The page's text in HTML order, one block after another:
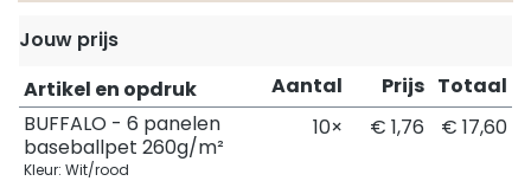
Jouw prijs
Artikel en opdruk
Aantal Prijs Totaal
BUFFALO - 6 panelen
baseballpet 260g/m²
Kleur: Wit/rood
10× € 1,76 € 17,60